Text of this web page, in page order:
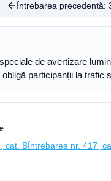
Întrebarea precedentă:
de avertizare
participanții la trafic
cat. BÎntrebarea nr. 417,